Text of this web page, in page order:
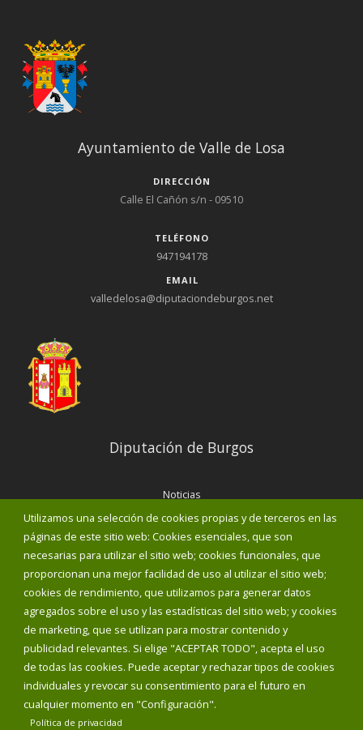
Utilizamos una selección de cookies propias y de terceros en las
páginas de este sitio web: Cookies esenciales, que son
necesarias para utilizar el sitio web; cookies funcionales, que
proporcionan una mejor facilidad de uso al utilizar el sitio web;
cookies de rendimiento, que utilizamos para generar datos
agregados sobre el uso y las estadísticas del sitio web; y cookies
de marketing, que se utilizan para mostrar contenido y
publicidad relevantes. Si elige "ACEPTAR TODO", acepta el uso
de todas las cookies. Puede aceptar y rechazar tipos de cookies
individuales y revocar su consentimiento para el futuro en
cualquier momento en "Configuración".
Política de privacidad
Ayuntamiento de Valle de Losa
DIRECCIÓN
Calle El Cañón s/n - 09510
TELÉFONO
947194178
EMAIL
valledelosa@diputaciondeburgos.net
Diputación de Burgos
Noticias
Eventos
Corporación Municipal
Teléfonos de interés
INICIAR SESIÓN
MAPA WEB